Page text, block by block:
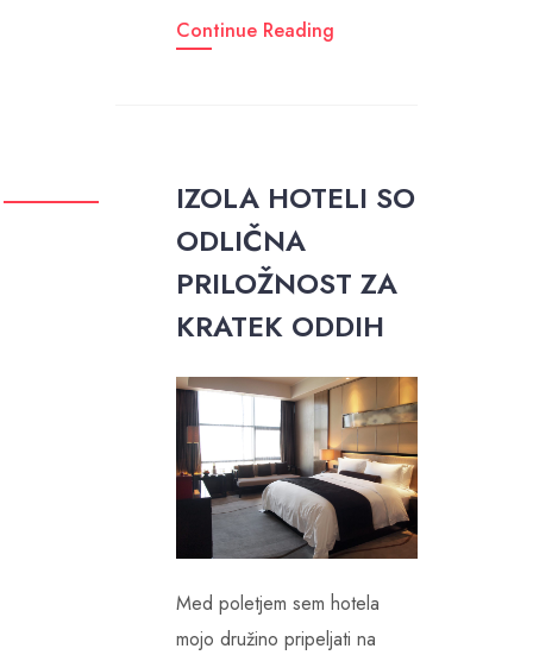
Continue Reading
IZOLA HOTELI SO
ODLIČNA
PRILOŽNOST ZA
KRATEK ODDIH
Med poletjem sem hotela
mojo družino pripeljati na